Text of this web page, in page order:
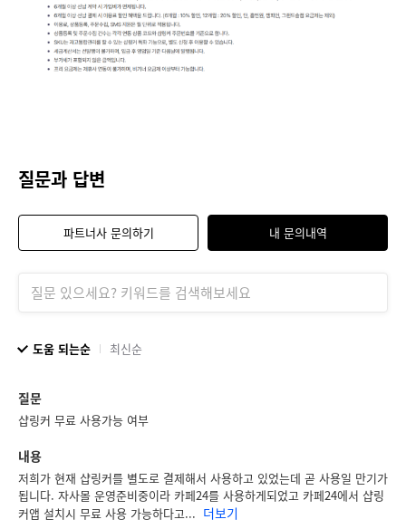
질문과 답변
파트너사 문의하기 내 문의내역
도움 되는순 최신순
질문
샵링커 무료 사용가능 여부
내용
저희가 현재 샵링커를 별도로 결제해서 사용하고 있었는데 곧 사용일 만기가
됩니다. 자사몰 운영준비중이라 카페24를 사용하게되었고 카페24에서 샵링
커앱 설치시 무료 사용 가능하다고... 더보기